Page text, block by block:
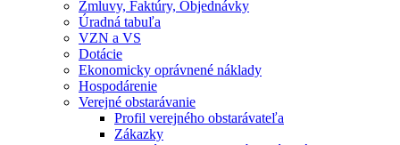
Zmluvy, Faktúry, Objednávky
Úradná tabuľa
VZN a VS
Dotácie
Ekonomicky oprávnené náklady
Hospodárenie
Verejné obstarávanie
Profil verejného obstarávateľa
Zákazky